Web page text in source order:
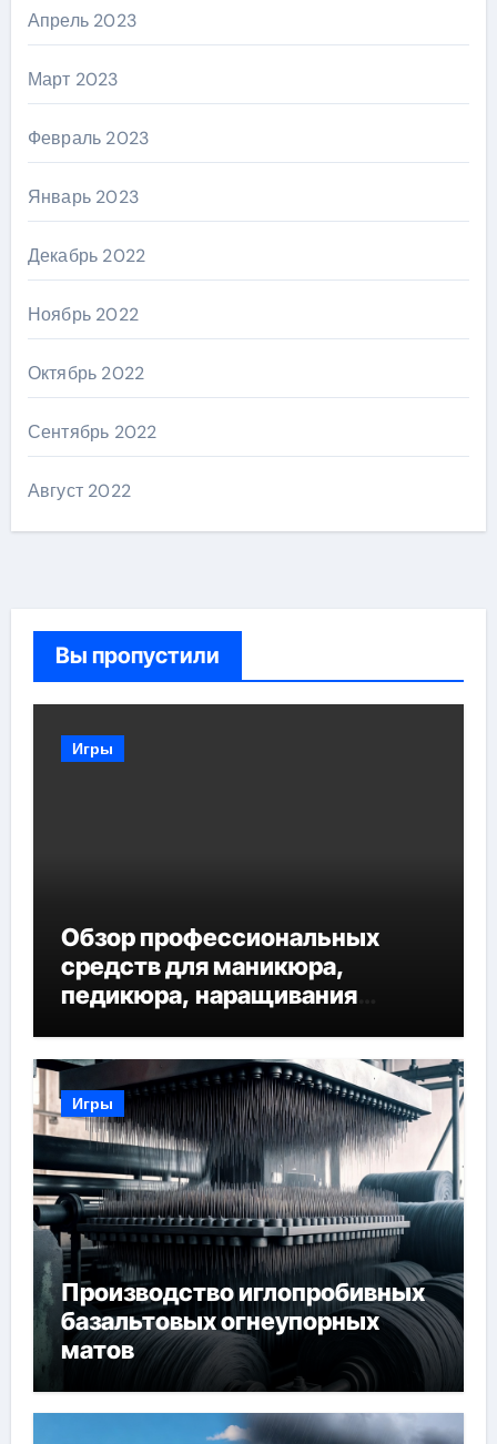
Апрель 2023
Март 2023
Февраль 2023
Январь 2023
Декабрь 2022
Ноябрь 2022
Октябрь 2022
Сентябрь 2022
Август 2022
Вы пропустили
Игры
Обзор профессиональных
средств для маникюра,
педикюра, наращивания
Игры
Производство иглопробивных
базальтовых огнеупорных
матов